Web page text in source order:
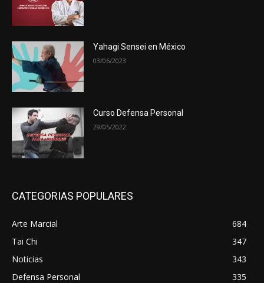
Yahagi Sensei en México
03/06/2023
Curso Defensa Personal
29/05/2022
CATEGORIAS POPULARES
Arte Marcial
684
Tai Chi
347
Noticias
343
Defensa Personal
335